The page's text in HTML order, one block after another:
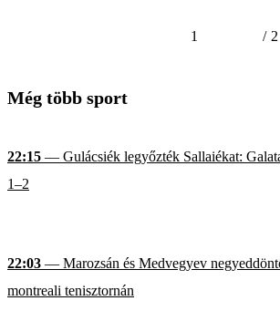
1 / 2
Még több sport
22:15 — Gulácsiék legyőzték Sallaiékat:
1–2
22:03 — Marozsán és Medvegyev
montreali tenisztornán